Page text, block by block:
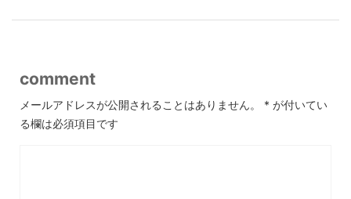
comment
メールアドレスが公開されることはありません。 * が付いてい
る欄は必須項目です